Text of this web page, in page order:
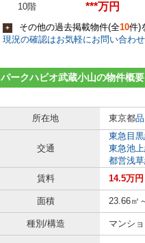
10階 ***万円
+ その他の過去掲載物件(全10件)
現況の確認はお気軽にお問い合わせ
パークハビオ武蔵小山の物件概要
所在地
東京都
交通
東急目
東急池
都営浅
賃料
14.5万
面積 23.66㎡
種別/構造 マンシ